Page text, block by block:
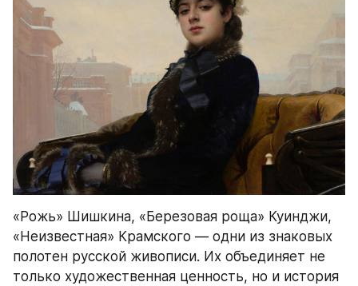
«Рожь» Шишкина, «Березовая роща» Куинджи,
«Неизвестная» Крамского — одни из знаковых
полотен русской живописи. Их объединяет не
только художественная ценность, но и история